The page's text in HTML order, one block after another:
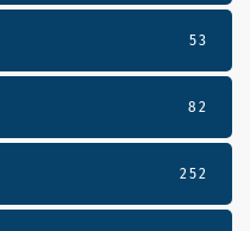
53
82
252